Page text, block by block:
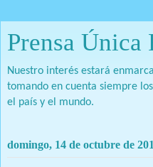
Prensa Única
Nuestro interés estará
tomando en cuenta siempre
el país y el mundo.
domingo, 14 de octubre de